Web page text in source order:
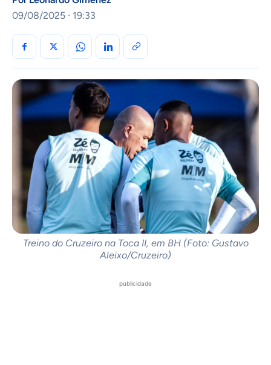
09/08/2025 · 19:33
Treino do Cruzeiro na Toca II, em BH (Foto: Gustavo
Aleixo/Cruzeiro)
publicidade